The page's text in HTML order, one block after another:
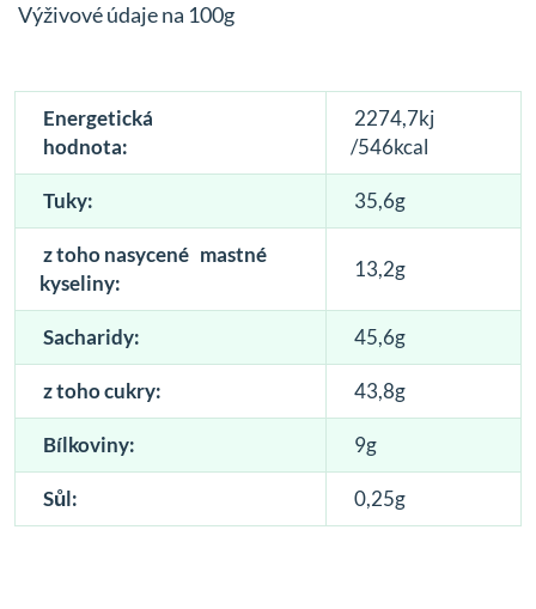
Výživové údaje na 100g
Energetická
hodnota:
2274,7kj
/546kcal
Tuky: 35,6g
z toho nasycené mastné
kyseliny:
13,2g
Sacharidy: 45,6g
z toho cukry: 43,8g
Bílkoviny: 9g
Sůl: 0,25g